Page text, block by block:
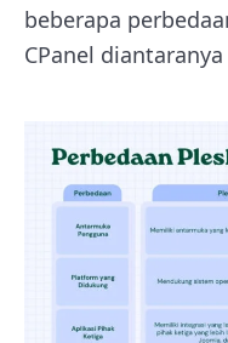
beberapa
CPanel